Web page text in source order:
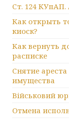
Ст. 124
Как открыть
киоск?
Как вернуть
расписке
Снятие
имущества
Військовий
Отмена